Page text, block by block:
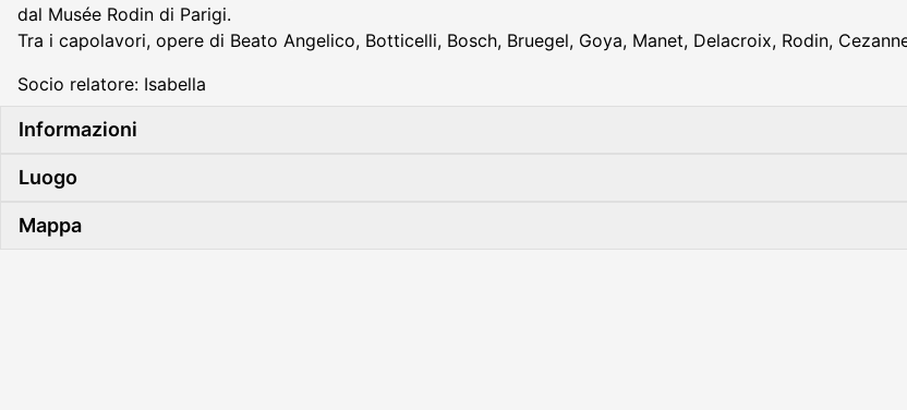
dal Musée Rodin di Parigi.
Tra i capolavori, opere di Beato Angelico, Botticelli, Bosch, Bruegel, Goya, Manet, Delacroix, Rodin,
Socio relatore: Isabella
Informazioni
Luogo
Mappa